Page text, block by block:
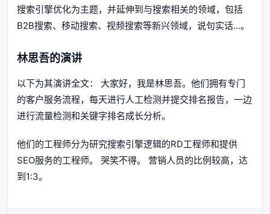
搜索引擎优化为主题，并延伸到与搜索相关的领域，包括
B2B搜索、移动搜索、视频搜索等新兴领域，说句实话…。
林思吾的演讲
以下为其演讲全文： 大家好，我是林思吾。他们拥有专门
的客户服务流程，每天进行人工检测并提交排名报告，一边
进行流量检测和关键字排名成长分析。
他们的工程师分为研究搜索引擎逻辑的RD工程师和提供
SEO服务的工程师。 哭笑不得。 营销人员的比例较高，达
到1:3。